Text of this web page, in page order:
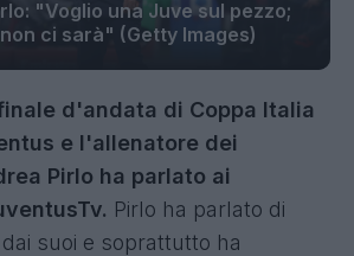
"Voglio una Juve sul pezzo;
ci sarà" (Getty Images)
d'andata di Coppa Italia
e l'allenatore dei
Pirlo ha parlato ai
Pirlo ha parlato di
suoi e soprattutto ha